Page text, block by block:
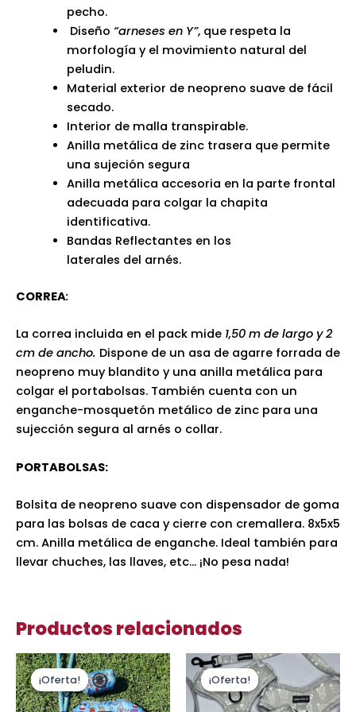
pecho.
Diseño “arneses en Y”, que respeta la
morfología y el movimiento natural del
peludin.
Material exterior de neopreno suave de fácil
secado.
Interior de malla transpirable.
Anilla metálica de zinc trasera que permite
una sujeción segura
Anilla metálica accesoria en la parte frontal
adecuada para colgar la chapita
identificativa.
Bandas Reflectantes en los
laterales del arnés.
CORREA:
La correa incluida en el pack mide 1,50 m de largo y 2
cm de ancho. Dispone de un asa de agarre forrada de
neopreno muy blandito y una anilla metálica para
colgar el portabolsas. También cuenta con un
enganche-mosquetón metálico de zinc para una
sujección segura al arnés o collar.
PORTABOLSAS:
Bolsita de neopreno suave con dispensador de goma
para las bolsas de caca y cierre con cremallera. 8x5x5
cm. Anilla metálica de enganche. Ideal también para
llevar chuches, las llaves, etc… ¡No pesa nada!
Productos relacionados
¡Oferta!
¡Oferta!
El
precio
original
era:
El
precio
actual
es:
Este
producto
tiene
¡Oferta!
¡Oferta!
El
precio
original
era:
El
precio
actual
es: